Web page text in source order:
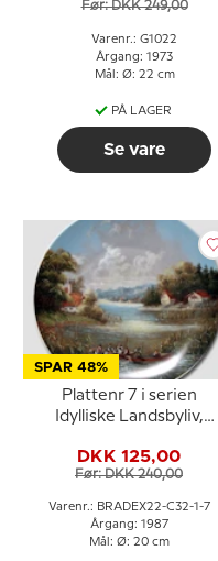
Før: DKK 249,00
Varenr.: G1022
Årgang: 1973
Mål: Ø: 22 cm
PÅ LAGER
Se vare
SPAR 48%
Plattenr 7 i serien
Idylliske Landsbyliv,
DKK 125,00
Før: DKK 240,00
Varenr.: BRADEX22-C32-1-7
Årgang: 1987
Mål: Ø: 20 cm